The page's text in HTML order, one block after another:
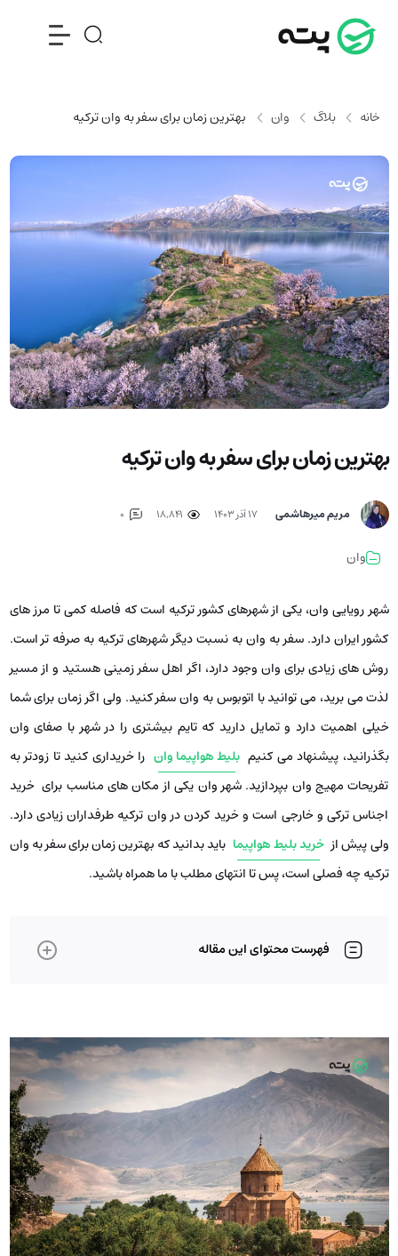
خانه بلاگ وان بهترین زمان برای سفر به وان ترکیه
بهترین زمان برای سفر به وان ترکیه
مریم میرهاشمی ۱۷ آذر ۱۴۰۳
وان
شهر رویایی وان، یکی از شهرهای کشور ترکیه است که فاصله کمی تا مرز های
کشور ایران دارد. سفر به وان به نسبت دیگر شهرهای ترکیه به صرفه تر است.
روش های زیادی برای وان وجود دارد، اگر اهل سفر زمینی هستید و از مسیر
لذت می برید، می توانید با اتوبوس به وان سفر کنید. ولی اگر زمان برای شما
خیلی اهمیت دارد و تمایل دارید که تایم بیشتری را در شهر با صفای وان
بگذرانید، پیشنهاد می کنیم بلیط هواپیما وان را خریداری کنید تا زودتر به
تفریحات مهیج وان بپردازید. شهر وان یکی از مکان های مناسب برای خرید
اجناس ترکی و خارجی است و خرید کردن در وان ترکیه طرفداران زیادی دارد.
ولی پیش از خرید بلیط هواپیما باید بدانید که بهترین زمان برای سفر به وان
ترکیه چه فصلی است، پس تا انتهای مطلب با ما همراه باشید.
فهرست محتوای این مقاله